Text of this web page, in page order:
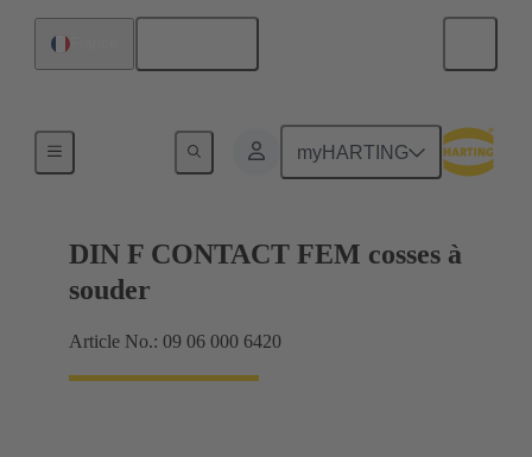
myHARTING
DIN F CONTACT FEM cosses à
souder
Article No.: 09 06 000 6420